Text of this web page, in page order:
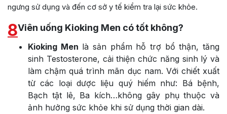
ngưng sử dụng và đến cơ sở y tế kiểm tra lại sức khỏe.
8Viên uống Kioking Men có tốt không?
Kioking Men là sản phẩm hỗ trợ bổ thận, tăng
sinh Testosterone, cải thiện chức năng sinh lý và
làm chậm quá trình mãn dục nam. Với chiết xuất
từ các loại dược liệu quý hiếm như: Bá bệnh,
Bạch tật lê, Ba kích…không gây phụ thuộc và
ảnh hưởng sức khỏe khi sử dụng thời gian dài.